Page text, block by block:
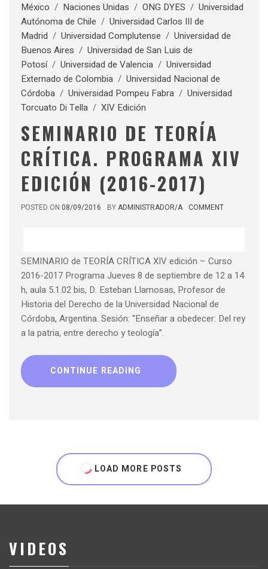
México / Naciones Unidas / ONG DYES / Universidad
Autónoma de Chile / Universidad Carlos III de
Madrid / Universidad Complutense / Universidad de
Buenos Aires / Universidad de San Luis de
Potosí / Universidad de Valencia / Universidad
Externado de Colombia / Universidad Nacional de
Córdoba / Universidad Pompeu Fabra / Universidad
Torcuato Di Tella / XIV Edición
SEMINARIO DE TEORÍA
CRÍTICA. PROGRAMA XIV
EDICIÓN (2016-2017)
POSTED ON 08/09/2016 BYADMINISTRADOR/A COMMENT
SEMINARIO de TEORÍA CRÍTICA XIV edición – Curso
2016-2017 Programa Jueves 8 de septiembre de 12 a 14
h, aula 5.1.02 bis, D. Esteban Llamosas, Profesor de
Historia del Derecho de la Universidad Nacional de
Córdoba, Argentina. Sesión: “Enseñar a obedecer: Del rey
a la patria, entre derecho y teología”.
CONTINUE READING
LOAD MORE POSTS
VIDEOS